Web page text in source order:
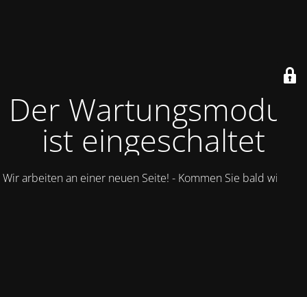
Der Wartungsmodus
ist eingeschaltet
Wir arbeiten an einer neuen Seite! - Kommen Sie bald wieder.